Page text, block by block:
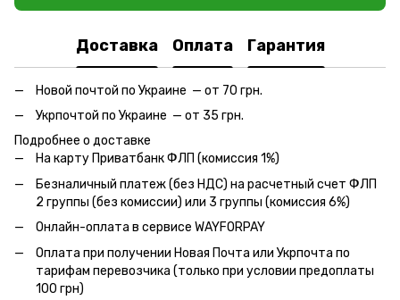
Доставка Оплата Гарантия
Новой почтой по Украине — от 70 грн.
Укрпочтой по Украине — от 35 грн.
Подробнее о доставке
На карту Приватбанк ФЛП (комиссия 1%)
Безналичный платеж (без НДС) на расчетный счет ФЛП
2 группы (без комиссии) или 3 группы (комиссия 6%)
Онлайн-оплата в сервисе WAYFORPAY
Оплата при получении Новая Почта или Укрпочта по
тарифам перевозчика (только при условии предоплаты
100 грн)